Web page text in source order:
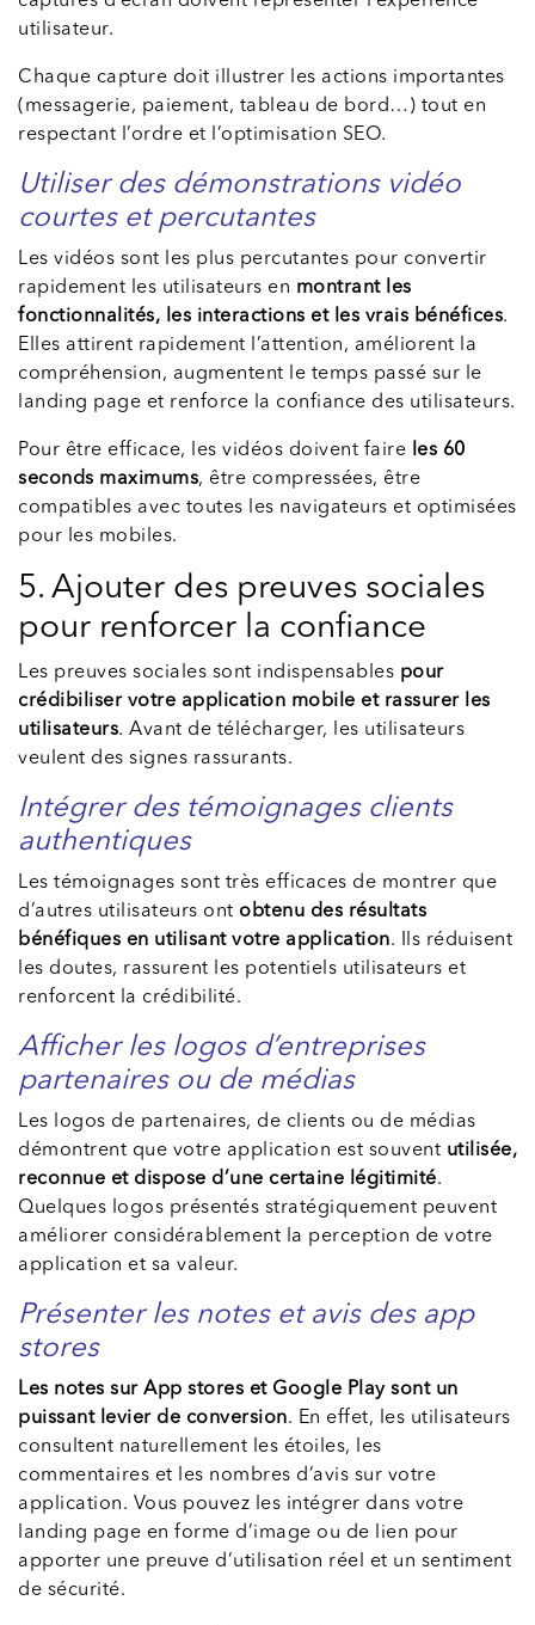
utilisateur.
Chaque capture doit illustrer les actions importantes
(messagerie, paiement, tableau de bord…) tout en
respectant l’ordre et l’optimisation SEO.
Utiliser des démonstrations vidéo
courtes et percutantes
Les vidéos sont les plus percutantes pour convertir
rapidement les utilisateurs en montrant les
fonctionnalités, les interactions et les vrais bénéfices.
Elles attirent rapidement l’attention, améliorent la
compréhension, augmentent le temps passé sur le
landing page et renforce la confiance des utilisateurs.
Pour être efficace, les vidéos doivent faire les 60
seconds maximums, être compressées, être
compatibles avec toutes les navigateurs et optimisées
pour les mobiles.
5. Ajouter des preuves sociales
pour renforcer la confiance
Les preuves sociales sont indispensables pour
crédibiliser votre application mobile et rassurer les
utilisateurs. Avant de télécharger, les utilisateurs
veulent des signes rassurants.
Intégrer des témoignages clients
authentiques
Les témoignages sont très efficaces de montrer que
d’autres utilisateurs ont obtenu des résultats
bénéfiques en utilisant votre application. Ils réduisent
les doutes, rassurent les potentiels utilisateurs et
renforcent la crédibilité.
Afficher les logos d’entreprises
partenaires ou de médias
Les logos de partenaires, de clients ou de médias
démontrent que votre application est souvent utilisée,
reconnue et dispose d’une certaine légitimité.
Quelques logos présentés stratégiquement peuvent
améliorer considérablement la perception de votre
application et sa valeur.
Présenter les notes et avis des app
stores
Les notes sur App stores et Google Play sont un
puissant levier de conversion. En effet, les utilisateurs
consultent naturellement les étoiles, les
commentaires et les nombres d’avis sur votre
application. Vous pouvez les intégrer dans votre
landing page en forme d’image ou de lien pour
apporter une preuve d’utilisation réel et un sentiment
de sécurité.